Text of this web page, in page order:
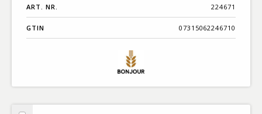
ART. NR. 224671
GTIN 07315062246710